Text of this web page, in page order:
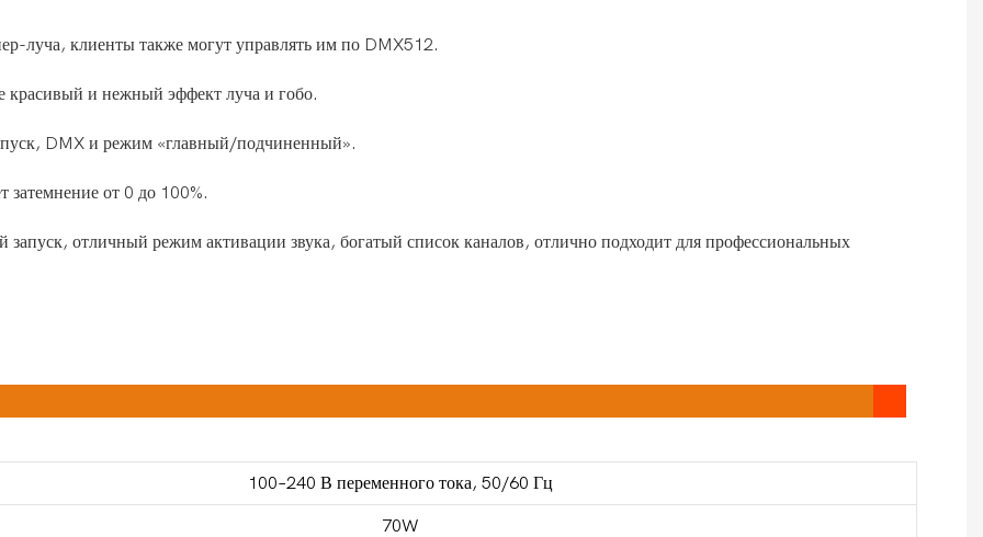
луча, клиенты также могут управлять им по DMX512.
красивый и нежный эффект луча и гобо.
DMX и режим «главный/подчиненный».
затемнение от 0 до 100%.
запуск, отличный режим активации звука, богатый список каналов, отлично подходит для профессиональных
100–240 В переменного тока, 50/60 Гц
70W